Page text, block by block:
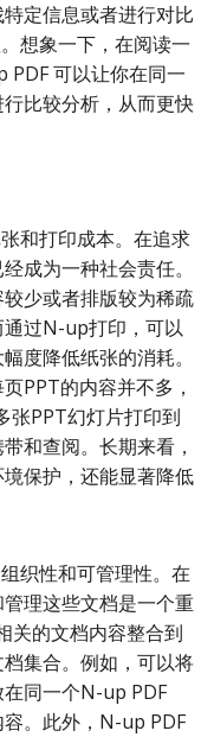
定信息或者进行对比
想象一下，在阅读一
PDF 可以让你在同一
比较分析，从而更快
和打印成本。在追求
成为一种社会责任。
少或者排版较为稀疏
过N-up打印，可以
度降低纸张的消耗。
PPT的内容并不多，
张PPT幻灯片打印到
和查阅。长期来看，
保护，还能显著降低
织性和可管理性。在
理这些文档是一个重
关的文档内容整合到
集合。例如，可以将
同一个N-up PDF
。此外，N-up PDF